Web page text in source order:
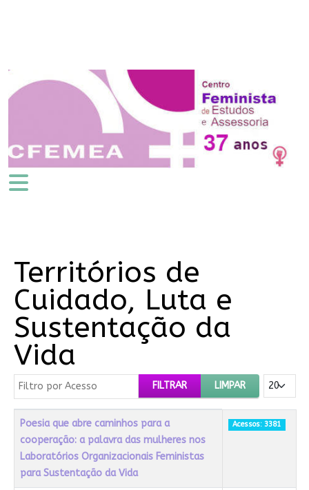
Territórios de
Cuidado, Luta e
Sustentação da
Vida
Filtro por Acesso FILTRAR LIMPAR Mostrar #
Título Acessos
Poesia que abre caminhos para a
cooperação: a palavra das mulheres nos
Laboratórios Organizacionais Feministas
para Sustentação da Vida
Acessos: 3381